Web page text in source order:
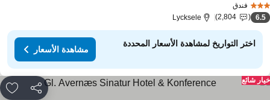
فندق
6.5
2,804
Lycksele
اختر التواريخ لمشاهدة الأسعار المحددة
مشاهدة الأسعار
مشاركة
شائع